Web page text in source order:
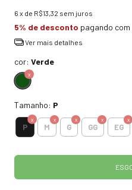
6 x de R$13,32 sem juros
5% de desconto pagando com
Ver mais detalhes
cor: Verde
Tamanho: P
P M G GG EG